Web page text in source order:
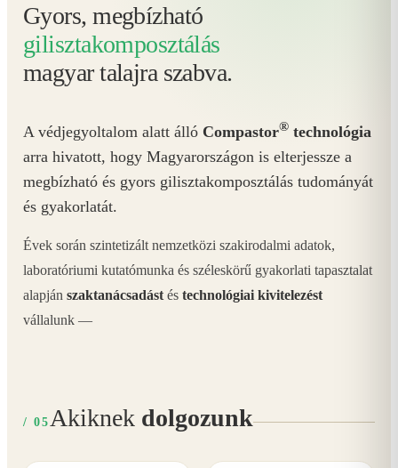
Gyors, megbízható
gilisztakomposztálás
magyar talajra szabva.
A védjegyoltalom alatt álló Compastor® technológia
arra hivatott, hogy Magyarországon is elterjessze a
megbízható és gyors gilisztakomposztálás tudományát
és gyakorlatát.
Évek során szintetizált nemzetközi szakirodalmi adatok,
laboratóriumi kutatómunka és széleskörű gyakorlati tapasztalat
alapján szaktanácsadást és technológiai kivitelezést
vállalunk —
/ 05 Akiknek dolgozunk